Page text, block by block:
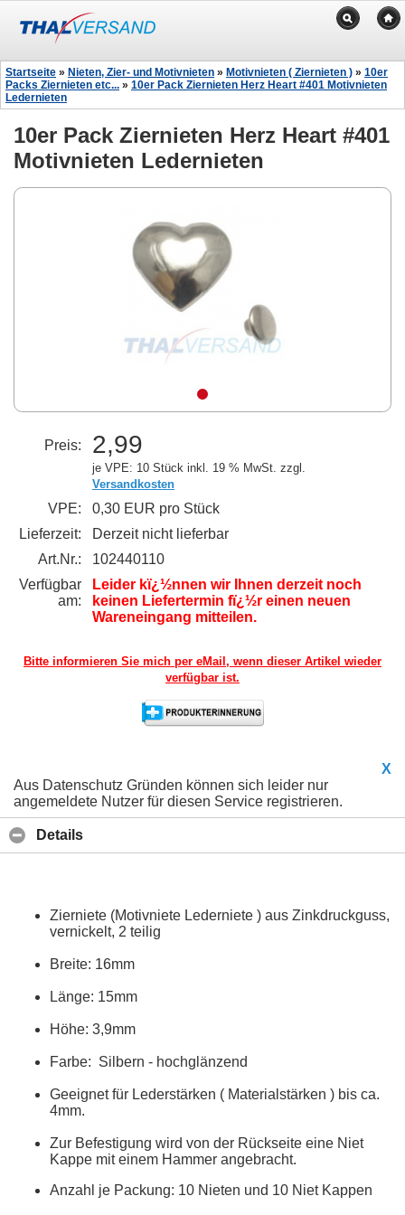
Startseite » Nieten, Zier- und Motivnieten » Motivnieten ( Ziernieten ) » 10er
Packs Ziernieten etc... » 10er Pack Ziernieten Herz Heart #401 Motivnieten
Ledernieten
10er Pack Ziernieten Herz Heart #401
Motivnieten Ledernieten
Preis: 2,99
je VPE: 10 Stück inkl. 19 % MwSt. zzgl.
Versandkosten
VPE:
0,30 EUR pro Stück
Lieferzeit:
Derzeit nicht lieferbar
Art.Nr.:
102440110
Verfügbar
am:
Leider kï¿½nnen wir Ihnen derzeit noch
keinen Liefertermin fï¿½r einen neuen
Wareneingang mitteilen.
Bitte informieren Sie mich per eMail, wenn dieser Artikel wieder
verfügbar ist.
X
Aus Datenschutz Gründen können sich leider nur
angemeldete Nutzer für diesen Service registrieren.
Details
Zierniete (Motivniete Lederniete ) aus Zinkdruckguss,
vernickelt, 2 teilig
Breite: 16mm
Länge: 15mm
Höhe: 3,9mm
Farbe: Silbern - hochglänzend
Geeignet für Lederstärken ( Materialstärken ) bis ca.
4mm.
Zur Befestigung wird von der Rückseite eine Niet
Kappe mit einem Hammer angebracht.
Anzahl je Packung: 10 Nieten und 10 Niet Kappen